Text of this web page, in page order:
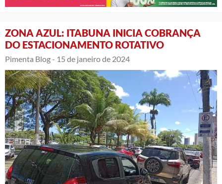
ZONA AZUL: ITABUNA INICIA COBRANÇA
DO ESTACIONAMENTO ROTATIVO
Pimenta Blog - 15 de janeiro de 2024